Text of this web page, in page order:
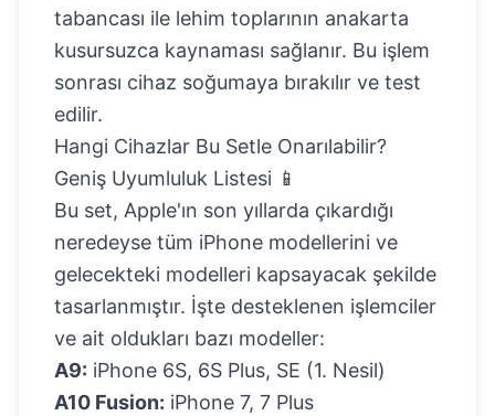
tabancası ile lehim toplarının anakarta
kusursuzca kaynaması sağlanır. Bu işlem
sonrası cihaz soğumaya bırakılır ve test
edilir.
Hangi Cihazlar Bu Setle Onarılabilir?
Geniş Uyumluluk Listesi 📱
Bu set, Apple'ın son yıllarda çıkardığı
neredeyse tüm iPhone modellerini ve
gelecekteki modelleri kapsayacak şekilde
tasarlanmıştır. İşte desteklenen işlemciler
ve ait oldukları bazı modeller:
A9: iPhone 6S, 6S Plus, SE (1. Nesil)
A10 Fusion: iPhone 7, 7 Plus